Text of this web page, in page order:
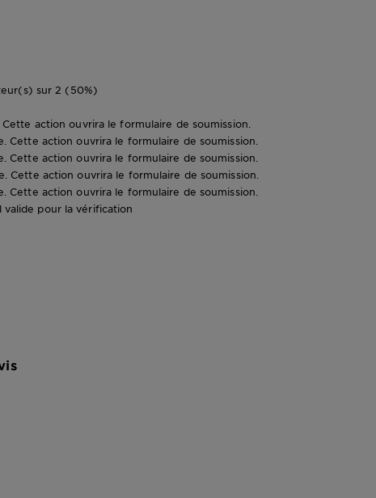
sur 2 (50%)
action ouvrira le formulaire de soumission.
action ouvrira le formulaire de soumission.
action ouvrira le formulaire de soumission.
action ouvrira le formulaire de soumission.
action ouvrira le formulaire de soumission.
valide pour la vérification